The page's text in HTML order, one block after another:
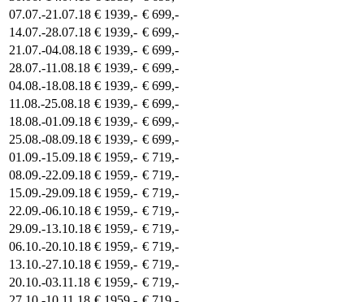
07.07.-21.07.18 € 1939,- € 699,-
14.07.-28.07.18 € 1939,- € 699,-
21.07.-04.08.18 € 1939,- € 699,-
28.07.-11.08.18 € 1939,- € 699,-
04.08.-18.08.18 € 1939,- € 699,-
11.08.-25.08.18 € 1939,- € 699,-
18.08.-01.09.18 € 1939,- € 699,-
25.08.-08.09.18 € 1939,- € 699,-
01.09.-15.09.18 € 1959,- € 719,-
08.09.-22.09.18 € 1959,- € 719,-
15.09.-29.09.18 € 1959,- € 719,-
22.09.-06.10.18 € 1959,- € 719,-
29.09.-13.10.18 € 1959,- € 719,-
06.10.-20.10.18 € 1959,- € 719,-
13.10.-27.10.18 € 1959,- € 719,-
20.10.-03.11.18 € 1959,- € 719,-